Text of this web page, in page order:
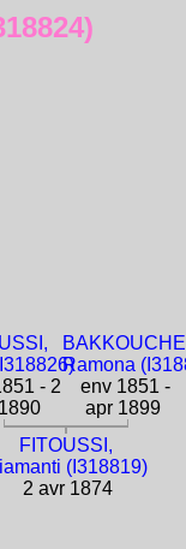
- 2
Ramona
env 1851 -
apr 1899
FITOUSSI,
(I318819)
2 avr 1874